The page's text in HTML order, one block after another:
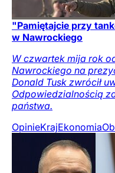
"Pamiętajcie przy
w Nawrockiego
W czwartek mija rok
Nawrockiego na
Donald Tusk zwrócił
Odpowiedzialnością
państwa.
OpinieKrajEkonomia